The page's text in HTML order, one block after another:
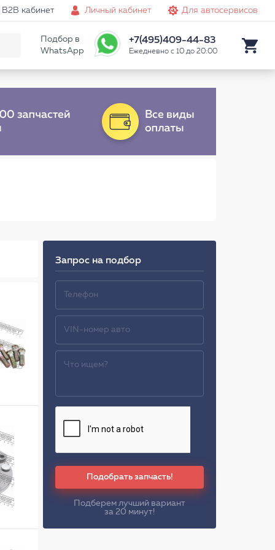
B2B кабинет Личный кабинет Для автосервисов
Подбор в
WhatsApp
+7(495)409-44-83
Ежедневно с 10 до 20:00
Запрос на подбор
Подобрать запчасть!
Подберем лучший вариант
за 20 минут!